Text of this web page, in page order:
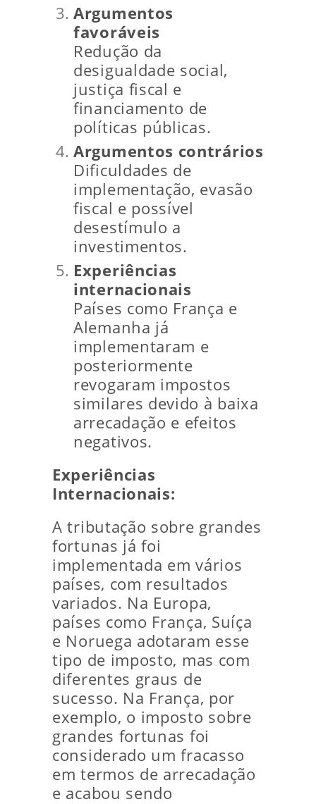
Argumentos
favoráveis
Redução da
desigualdade social,
justiça fiscal e
financiamento de
políticas públicas.
Argumentos contrários
Dificuldades de
implementação, evasão
fiscal e possível
desestímulo a
investimentos.
Experiências
internacionais
Países como França e
Alemanha já
implementaram e
posteriormente
revogaram impostos
similares devido à baixa
arrecadação e efeitos
negativos.
Experiências
Internacionais:
A tributação sobre grandes
fortunas já foi
implementada em vários
países, com resultados
variados. Na Europa,
países como França, Suíça
e Noruega adotaram esse
tipo de imposto, mas com
diferentes graus de
sucesso. Na França, por
exemplo, o imposto sobre
grandes fortunas foi
considerado um fracasso
em termos de arrecadação
e acabou sendo